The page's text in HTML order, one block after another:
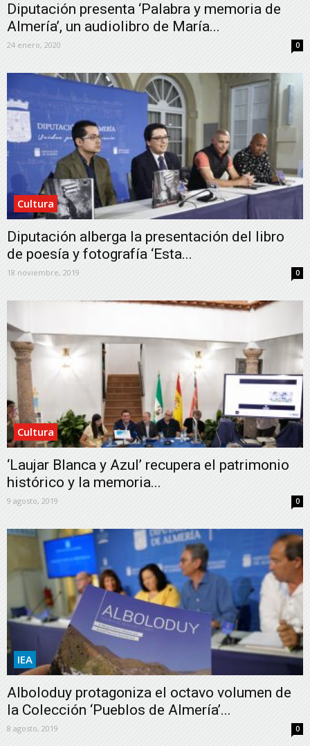
Diputación presenta ‘Palabra y memoria de
Almería’, un audiolibro de María...
24 enero, 2020 0
Cultura
Diputación alberga la presentación del libro
de poesía y fotografía ‘Esta...
18 noviembre, 2019 0
Cultura
‘Laujar Blanca y Azul’ recupera el patrimonio
histórico y la memoria...
9 agosto, 2019 0
IEA
Alboloduy protagoniza el octavo volumen de
la Colección ‘Pueblos de Almería’...
8 agosto, 2019 0